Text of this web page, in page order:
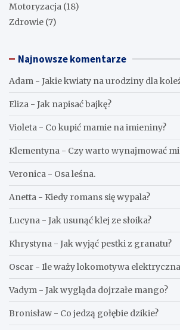
Motoryzacja (18)
Zdrowie (7)
Najnowsze komentarze
Adam - Jakie kwiaty na urodziny dla
Eliza - Jak napisać bajkę?
Violeta - Co kupić mamie na imieniny?
Klementyna - Czy warto wynajmować
Veronica - Osa leśna.
Anetta - Kiedy romans się wypala?
Lucyna - Jak usunąć klej ze słoika?
Khrystyna - Jak wyjąć pestki z granatu?
Oscar - Ile waży lokomotywa
Vadym - Jak wygląda dojrzałe mango?
Bronisław - Co jedzą gołębie dzikie?